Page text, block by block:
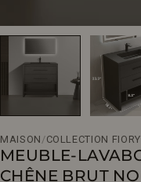
MAISON /COLLECTION
MEUBLE-
CHÊNE BRUT